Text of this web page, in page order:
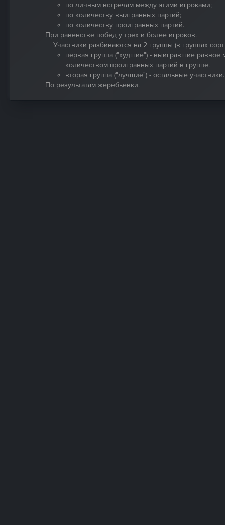
по личным встречам между этими игроками;
по количеству выигранных партий;
по количеству проигранных партий.
При равенстве побед у трех и более игроков.
Участники разбиваются на 2 группы (в группах
первая группа ("худшие") - выигравшие
количеством проигранных партий в группе.
вторая группа ("лучшие") - остальные участники.
По результатам жеребьевки.